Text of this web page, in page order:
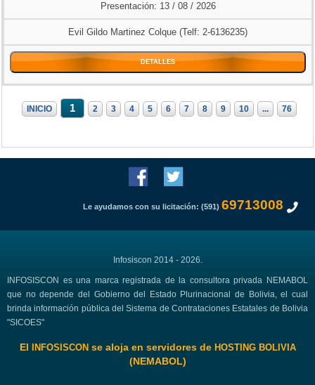
Presentación: 13 / 08 / 2026
Evil Gildo Martinez Colque (Telf: 2-6136235)
DETALLES
INICIO 1 2 3 4 5 6 7 8 9 10 ... 76
Le ayudamos con su licitación: (591) 69713008
Infosiscon 2014 - 2026.
INFOSISCON es una marca registrada de la consultora privada NEMABOL
que no depende del Gobierno del Estado Plurinacional de Bolivia, el cual
brinda información pública del Sistema de Contrataciones Estatales de Bolivia
"SICOES"
El INFOSISCONse aloja en servidores de HOSTING BOLIVIA
(NEMABOL)